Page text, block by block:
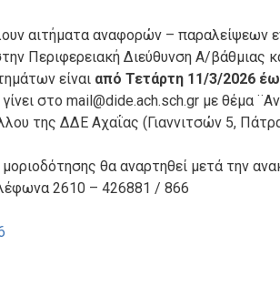
αιτήματα αναφορών – παραλείψεων
Περιφερειακή Διεύθυνση Α/βάθμιας
είναι από Τετάρτη 11/3/2026
στο mail@dide.ach.sch.gr με θέμα
της ΔΔΕ Αχαΐας (Γιαννιτσών 5,
μοριοδότησης θα αναρτηθεί μετά την
2610 – 426881 / 866